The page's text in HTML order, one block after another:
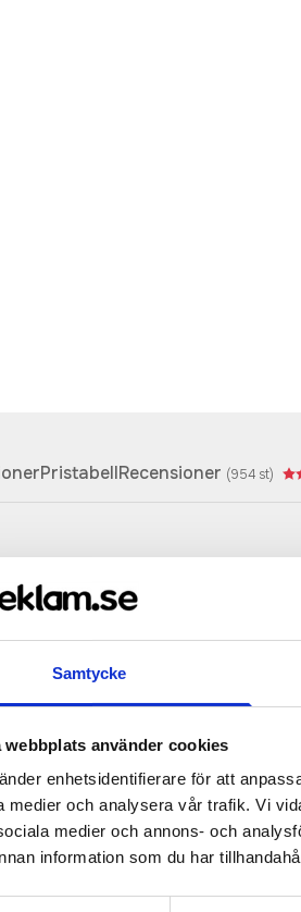
Samtycke
webbplats använder cookies
enhetsidentifierare för att
medier och analysera vår trafik. Vi
medier och annons- och
information som du har
PristabellRecensioner (954 st)
Kontakta oss här